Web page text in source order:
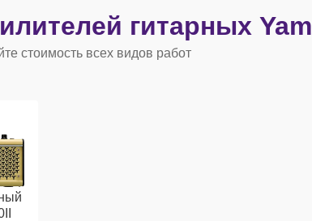
гитарных
стоимость всех видов работ